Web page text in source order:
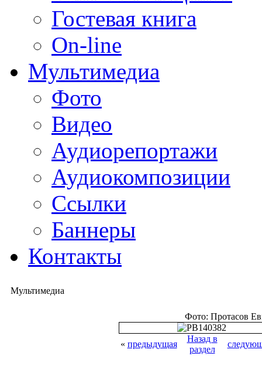
Гостевая книга
On-line
Мультимедиа
Фото
Видео
Аудиорепортажи
Аудиокомпозиции
Ссылки
Баннеры
Контакты
Мультимедиа
Фото: Протасов
« предыдущая
Назад в
раздел